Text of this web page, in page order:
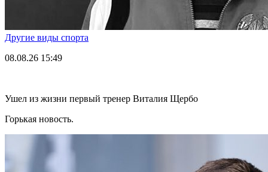
Другие виды спорта
08.08.26 15:49
Ушел из жизни первый тренер Виталия Щербо
Горькая новость.